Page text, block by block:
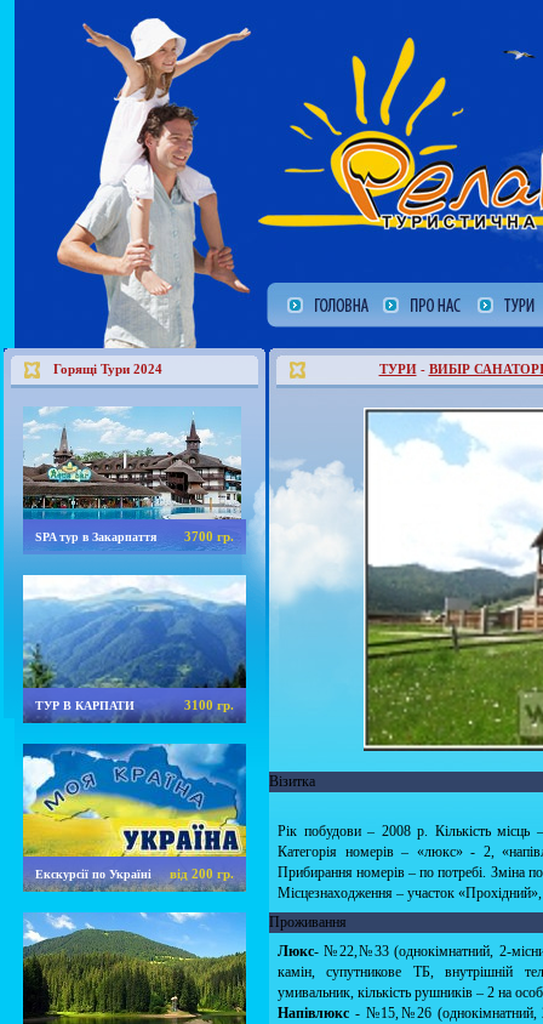
Горящі Тури 2024
SPA тур в Закарпаття 3700 гр.
ТУР В КАРПАТИ 3100 гр.
Екскурсії по Україні від 200 гр.
ТУРИ- ВИБІР
Візитка
Рік побудови – 2008 р. Кількість місць
Категорія номерів – «люкс» - 2,
Прибирання номерів – по потребі. Зміна
Місцезнаходження – участок
Проживання
Люкс- №22,№33 (однокімнатний, 2-
камін, супутникове ТБ, внутрішній
умивальник, кількість рушників – 2 на
Напівлюкс - №15,№26 (однокімнатний,